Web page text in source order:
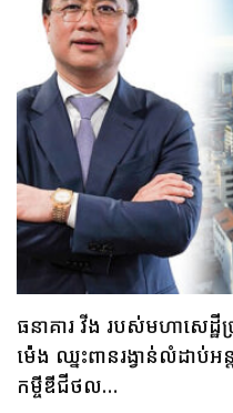
ធនាគារ វីង របស់មហាសេដ្
ម៉េង ឈ្នះពានរង្វាន់លំដាប់អ
កម្ចីឌីជីថល…